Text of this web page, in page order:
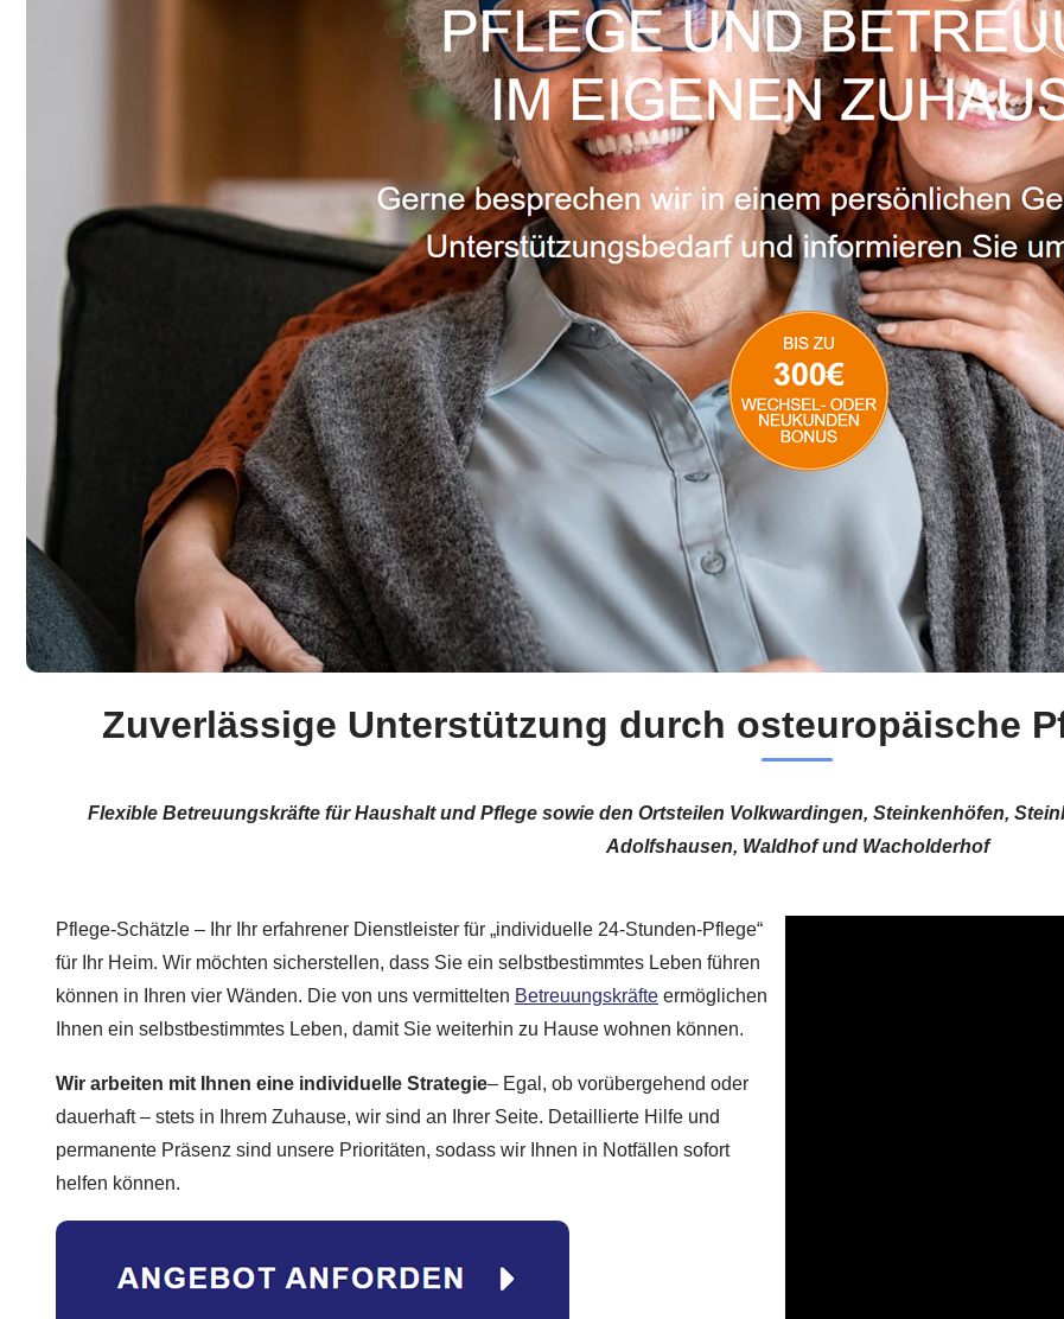
Zuverlässige Unterstützung durch osteuropäische
Flexible Betreuungskräfte für Haushalt und Pflege sowie den Ortsteilen Volkwardingen, Steinkenhöfen,
Adolfshausen, Waldhof und Wacholderhof
Pflege-Schätzle – Ihr Ihr erfahrener Dienstleister für „individuelle 24-Stunden-Pflege“
für Ihr Heim. Wir möchten sicherstellen, dass Sie ein selbstbestimmtes Leben führen
können in Ihren vier Wänden. Die von uns vermittelten Betreuungskräfte ermöglichen
Ihnen ein selbstbestimmtes Leben, damit Sie weiterhin zu Hause wohnen können.
Wir arbeiten mit Ihnen eine individuelle Strategie– Egal, ob vorübergehend oder
dauerhaft – stets in Ihrem Zuhause, wir sind an Ihrer Seite. Detaillierte Hilfe und
permanente Präsenz sind unsere Prioritäten, sodass wir Ihnen in Notfällen sofort
helfen können.